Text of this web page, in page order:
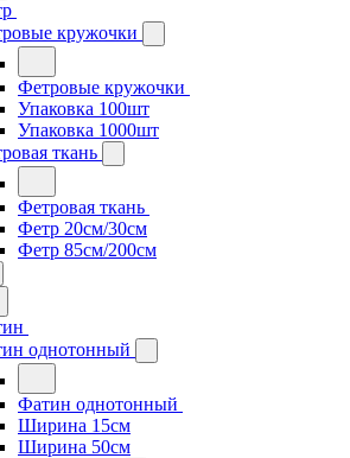
кружочки
Фетровые кружочки
Упаковка 100шт
Упаковка 1000шт
ткань
Фетровая ткань
Фетр 20см/30см
Фетр 85см/200см
однотонный
Фатин однотонный
Ширина 15см
Ширина 50см